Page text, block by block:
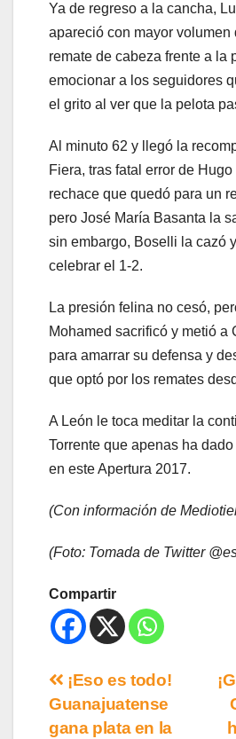
Ya de regreso a la cancha,
apareció con mayor volumen
remate de cabeza frente a la
emocionar a los seguidores
el grito al ver que la pelota
Al minuto 62 y llegó la
Fiera, tras fatal error de
rechace que quedó para un
pero José María Basanta la
sin embargo, Boselli la cazó
celebrar el 1-2.
La presión felina no cesó,
Mohamed sacrificó y metió a
para amarrar su defensa y
que optó por los remates
A León le toca meditar la
Torrente que apenas ha
en este Apertura 2017.
(Con información de
(Foto: Tomada de Twitter
Compartir
¡Eso es todo!
Guanajuatense
gana plata en la